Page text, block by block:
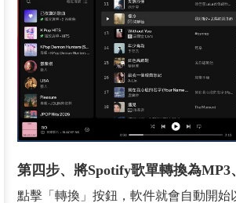
第四步、將Spotify歌單轉換為MP3
點擊「轉換」按鈕，軟件就會自動開始